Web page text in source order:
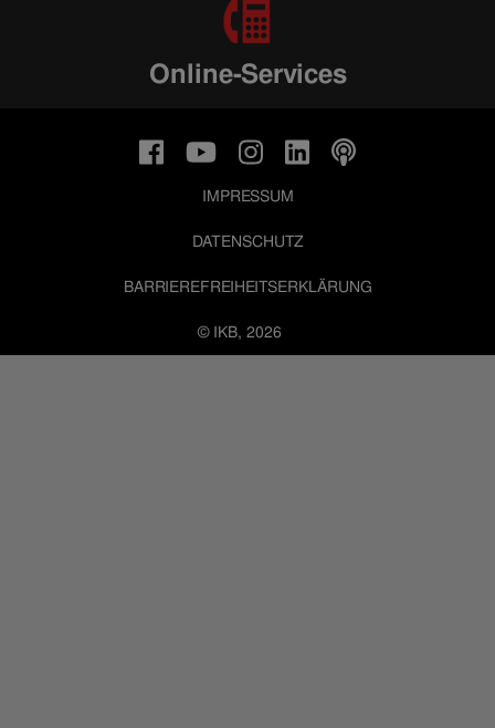
Online-Services
© IKB, 2026
IMPRESSUM
DATENSCHUTZ
BARRIEREFREIHEITSERKLÄRUNG